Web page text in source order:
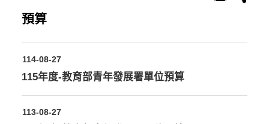
塊預算
114-08-27
115年度-教育部青年發展署單位預算
113-08-27